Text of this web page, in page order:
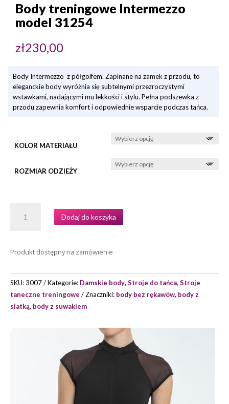
Body treningowe Intermezzo
model 31254
zł230,00
Body Intermezzo z półgolfem. Zapinane na zamek z przodu, to
eleganckie body wyróżnia się subtelnymi przezroczystymi
wstawkami, nadającymi mu lekkości i stylu. Pełna podszewka z
przodu zapewnia komfort i odpowiednie wsparcie podczas tańca.
KOLOR MATERIAŁU
ROZMIAR ODZIEŻY
BODY
MODEL
Dodaj do koszyka
Produkt dostępny na zamówienie
SKU:3007 Kategorie: Damskie body, Stroje do tańca, Stroje
taneczne treningowe
Znaczniki: body bez rękawów, body z
siatką, body z suwakiem